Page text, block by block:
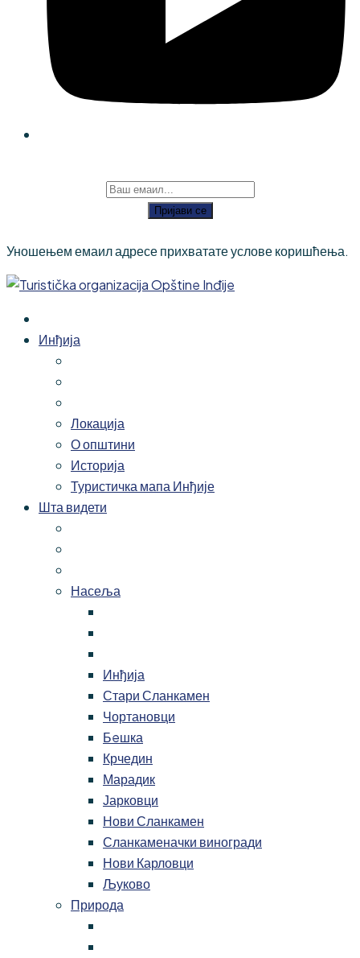
Пријави се
Уношењем емаил адресе прихватате услове коришћења.
Инђија
Локација
О општини
Историја
Туристичка мапа Инђије
Шта видети
Насеља
Инђија
Стари Сланкамен
Чортановци
Бeшка
Крчедин
Марадик
Јарковци
Нови Сланкамен
Сланкаменачки виногради
Нови Карловци
Љуково
Природа